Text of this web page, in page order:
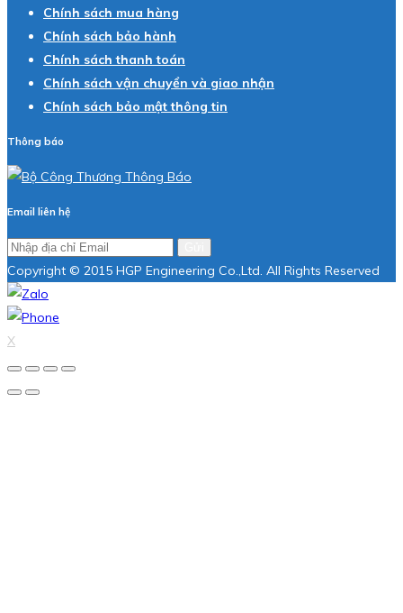
Chính sách mua hàng
Chính sách bảo hành
Chính sách thanh toán
Chính sách vận chuyển và giao nhận
Chính sách bảo mật thông tin
Thông báo
Email liên hệ
Copyright © 2015 HGP Engineering Co.,Ltd. All Rights Reserved
X